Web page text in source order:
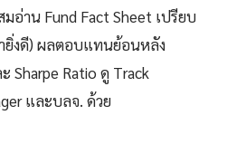
อ่าน Fund Fact Sheet เปรียบ
ยิ่งดี) ผลตอบแทนย้อนหลัง
Sharpe Ratio ดู Track
และบลจ. ด้วย